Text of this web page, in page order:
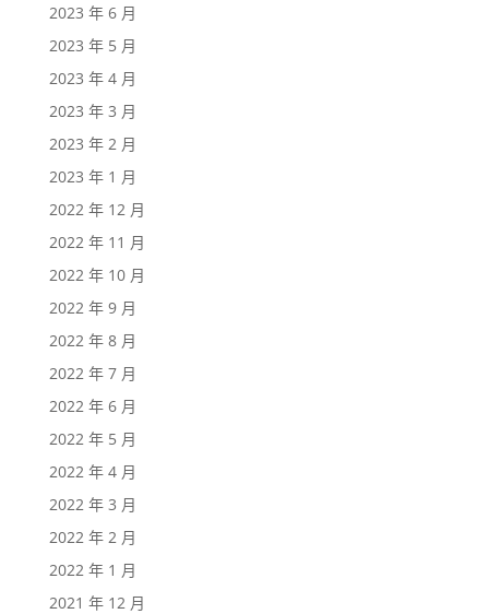
2023 年 6 月
2023 年 5 月
2023 年 4 月
2023 年 3 月
2023 年 2 月
2023 年 1 月
2022 年 12 月
2022 年 11 月
2022 年 10 月
2022 年 9 月
2022 年 8 月
2022 年 7 月
2022 年 6 月
2022 年 5 月
2022 年 4 月
2022 年 3 月
2022 年 2 月
2022 年 1 月
2021 年 12 月